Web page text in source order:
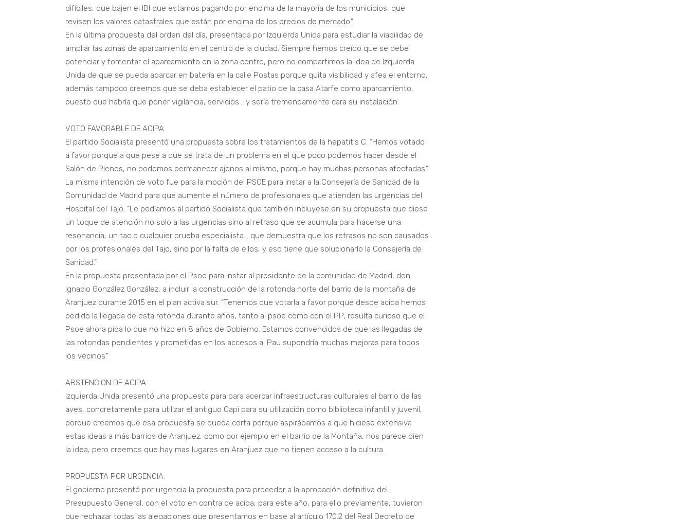
difíciles, que bajen el IBI que estamos pagando por encima de la mayoría de los municipios, que
revisen los valores catastrales que están por encima de los precios de mercado.”
En la última propuesta del orden del día, presentada por Izquierda Unida para estudiar la viabilidad de
ampliar las zonas de aparcamiento en el centro de la ciudad. Siempre hemos creído que se debe
potenciar y fomentar el aparcamiento en la zona centro, pero no compartimos la idea de Izquierda
Unida de que se pueda aparcar en batería en la calle Postas porque quita visibilidad y afea el entorno,
además tampoco creemos que se deba establecer el patio de la casa Atarfe como aparcamiento,
puesto que habría que poner vigilancia, servicios… y sería tremendamente cara su instalación.
VOTO FAVORABLE DE ACIPA
El partido Socialista presentó una propuesta sobre los tratamientos de la hepatitis C. “Hemos votado
a favor porque a que pese a que se trata de un problema en el que poco podemos hacer desde el
Salón de Plenos, no podemos permanecer ajenos al mismo, porque hay muchas personas afectadas.”
La misma intención de voto fue para la moción del PSOE para instar a la Consejería de Sanidad de la
Comunidad de Madrid para que aumente el número de profesionales que atienden las urgencias del
Hospital del Tajo. “Le pedíamos al partido Socialista que también incluyese en su propuesta que diese
un toque de atención no solo a las urgencias sino al retraso que se acumula para hacerse una
resonancia, un tac o cualquier prueba especialista… que demuestra que los retrasos no son causados
por los profesionales del Tajo, sino por la falta de ellos, y eso tiene que solucionarlo la Consejería de
Sanidad.”
En la propuesta presentada por el Psoe para instar al presidente de la comunidad de Madrid, don
Ignacio González González, a incluir la construcción de la rotonda norte del barrio de la montaña de
Aranjuez durante 2015 en el plan activa sur. “Tenemos que votarla a favor porque desde acipa hemos
pedido la llegada de esta rotonda durante años, tanto al psoe como con el PP, resulta curioso que el
Psoe ahora pida lo que no hizo en 8 años de Gobierno. Estamos convencidos de que las llegadas de
las rotondas pendientes y prometidas en los accesos al Pau supondría muchas mejoras para todos
los vecinos.”
ABSTENCION DE ACIPA
Izquierda Unida presentó una propuesta para para acercar infraestructuras culturales al barrio de las
aves, concretamente para utilizar el antiguo Capi para su utilización como biblioteca infantil y juvenil,
porque creemos que esa propuesta se queda corta porque aspirábamos a que hiciese extensiva
estas ideas a más barrios de Aranjuez, como por ejemplo en el barrio de la Montaña, nos parece bien
la idea, pero creemos que hay mas lugares en Aranjuez que no tienen acceso a la cultura.
PROPUESTA POR URGENCIA.
El gobierno presentó por urgencia la propuesta para proceder a la aprobación definitiva del
Presupuesto General, con el voto en contra de acipa, para este año, para ello previamente, tuvieron
que rechazar todas las alegaciones que presentamos en base al artículo 170.2 del Real Decreto de